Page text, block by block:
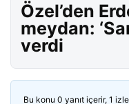
Özel’den
meydan:
verdi
Bu konu 0 yanıt içerir, 1